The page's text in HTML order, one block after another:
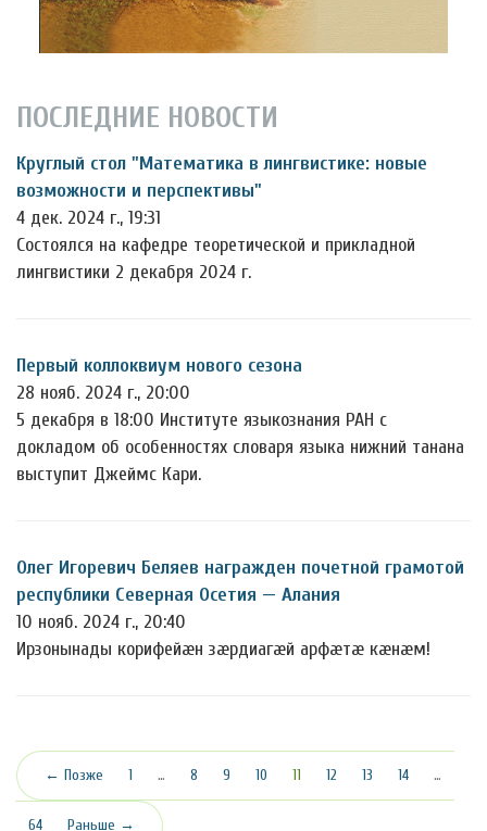
ПОСЛЕДНИЕ НОВОСТИ
Круглый стол "Математика в лингвистике: новые
возможности и перспективы"
4 дек. 2024 г., 19:31
Состоялся на кафедре теоретической и прикладной
лингвистики 2 декабря 2024 г.
Первый коллоквиум нового сезона
28 нояб. 2024 г., 20:00
5 декабря в 18:00 Институте языкознания РАН с
докладом об особенностях словаря языка нижний танана
выступит Джеймс Кари.
Олег Игоревич Беляев награжден почетной грамотой
республики Северная Осетия — Алания
10 нояб. 2024 г., 20:40
Ирзонынады корифейæн зæрдиагæй арфæтæ кæнæм!
← Позже 1 … 8 9 10 11 (текущая)
12 13 14 …
64 Раньше →